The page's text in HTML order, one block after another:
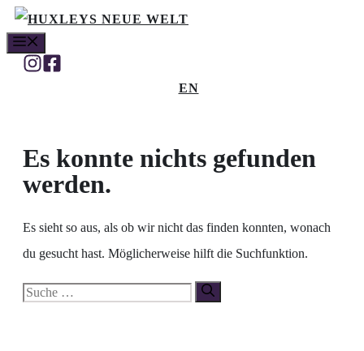
Zum
Inhalt
springen
EN
Es konnte nichts gefunden
werden.
Es sieht so aus, als ob wir nicht das finden konnten, wonach
du gesucht hast. Möglicherweise hilft die Suchfunktion.
Suche